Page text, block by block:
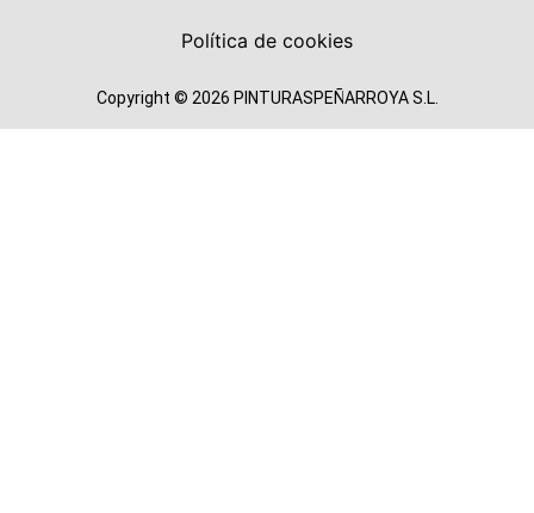
Política de cookies
Copyright © 2026 PINTURASPEÑARROYA S.L.